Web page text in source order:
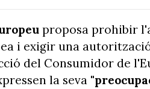
proposa prohibir
i exigir una
del Consumidor de
la seva